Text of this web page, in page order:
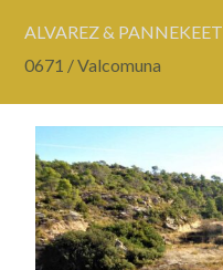
ALVAREZ & PANNEKEET
0671 / Valcomuna